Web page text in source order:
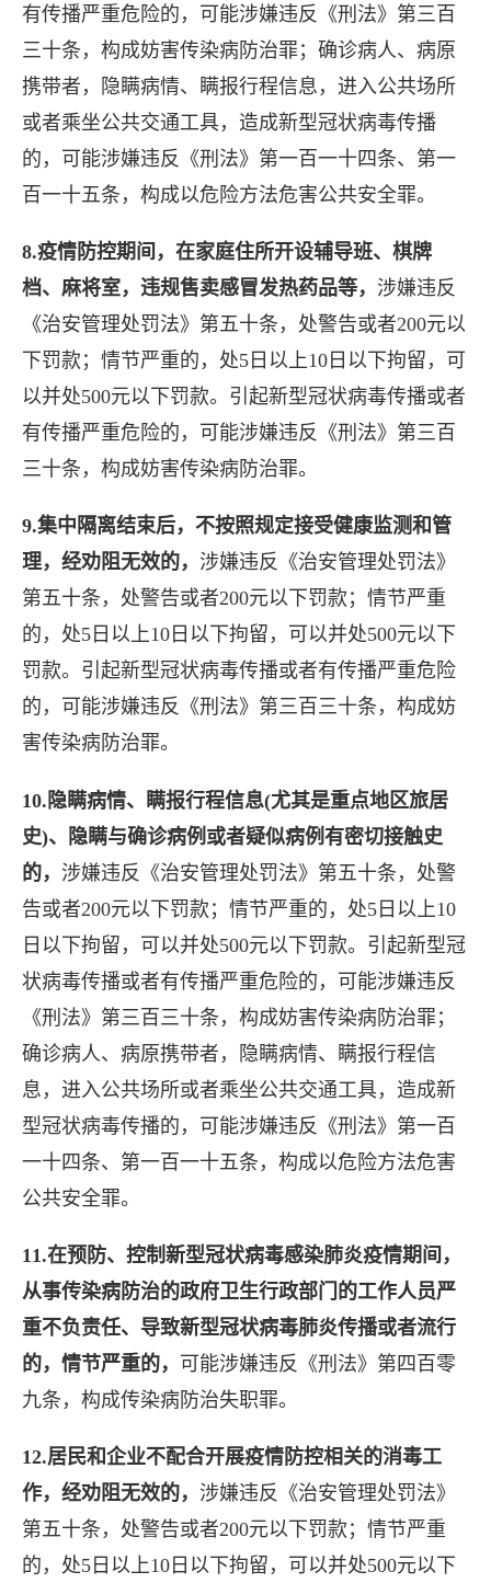
有传播严重危险的，可能涉嫌违反《刑法》第三百
三十条，构成妨害传染病防治罪；确诊病人、病原
携带者，隐瞒病情、瞒报行程信息，进入公共场所
或者乘坐公共交通工具，造成新型冠状病毒传播
的，可能涉嫌违反《刑法》第一百一十四条、第一
百一十五条，构成以危险方法危害公共安全罪。
8.疫情防控期间，在家庭住所开设辅导班、棋牌
档、麻将室，违规售卖感冒发热药品等， 涉嫌违反
《治安管理处罚法》第五十条，处警告或者200元以
下罚款；情节严重的，处5日以上10日以下拘留，可
以并处500元以下罚款。引起新型冠状病毒传播或者
有传播严重危险的，可能涉嫌违反《刑法》第三百
三十条，构成妨害传染病防治罪。
9.集中隔离结束后，不按照规定接受健康监测和管
理，经劝阻无效的， 涉嫌违反《治安管理处罚法》
第五十条，处警告或者200元以下罚款；情节严重
的，处5日以上10日以下拘留，可以并处500元以下
罚款。引起新型冠状病毒传播或者有传播严重危险
的，可能涉嫌违反《刑法》第三百三十条，构成妨
害传染病防治罪。
10.隐瞒病情、瞒报行程信息(尤其是重点地区旅居
史)、隐瞒与确诊病例或者疑似病例有密切接触史
的， 涉嫌违反《治安管理处罚法》第五十条，处警
告或者200元以下罚款；情节严重的，处5日以上10
日以下拘留，可以并处500元以下罚款。引起新型冠
状病毒传播或者有传播严重危险的，可能涉嫌违反
《刑法》第三百三十条，构成妨害传染病防治罪；
确诊病人、病原携带者，隐瞒病情、瞒报行程信
息，进入公共场所或者乘坐公共交通工具，造成新
型冠状病毒传播的，可能涉嫌违反《刑法》第一百
一十四条、第一百一十五条，构成以危险方法危害
公共安全罪。
11.在预防、控制新型冠状病毒感染肺炎疫情期间，
从事传染病防治的政府卫生行政部门的工作人员严
重不负责任、导致新型冠状病毒肺炎传播或者流行
的，情节严重的， 可能涉嫌违反《刑法》第四百零
九条，构成传染病防治失职罪。
12.居民和企业不配合开展疫情防控相关的消毒工
作，经劝阻无效的， 涉嫌违反《治安管理处罚法》
第五十条，处警告或者200元以下罚款；情节严重
的，处5日以上10日以下拘留，可以并处500元以下